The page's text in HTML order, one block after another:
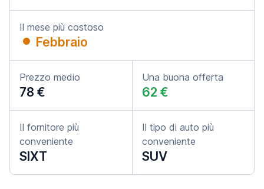
Il mese più costoso
Febbraio
Prezzo medio
78 €
Una buona offerta
62 €
Il fornitore più
conveniente
SIXT
Il tipo di auto più
conveniente
SUV